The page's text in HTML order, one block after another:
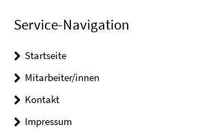
Service-Navigation
Startseite
Mitarbeiter/innen
Kontakt
Impressum